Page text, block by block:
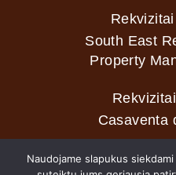
South East
Property
Casaventa
Naudojame slapukus